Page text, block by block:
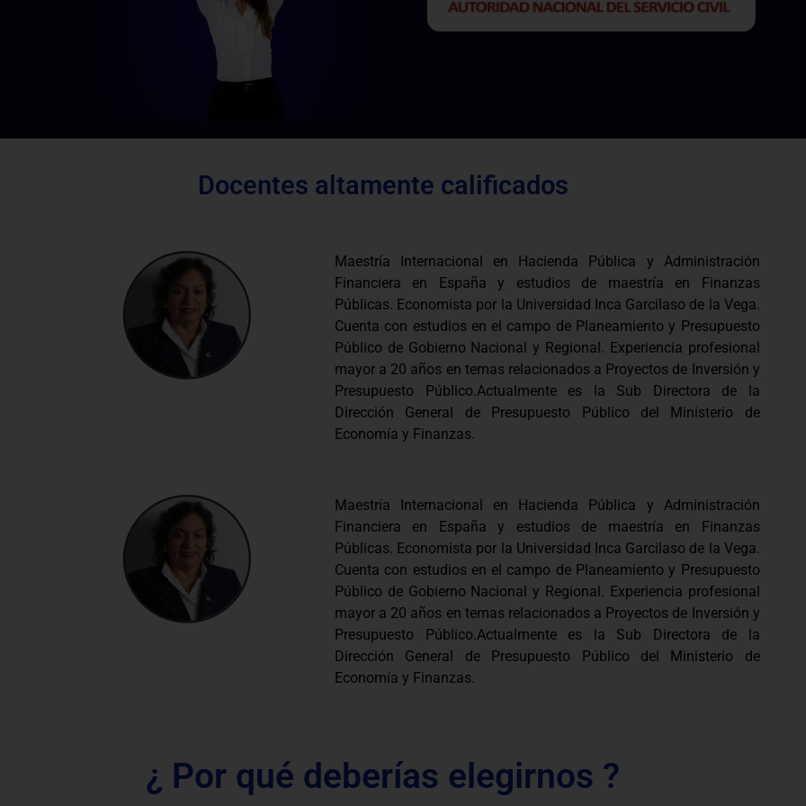
Docentes altamente calificados
Maestría Internacional en Hacienda Pública y Administración
Financiera en España y estudios de maestría en Finanzas
Públicas. Economista por la Universidad Inca Garcilaso de la Vega.
Cuenta con estudios en el campo de Planeamiento y Presupuesto
Público de Gobierno Nacional y Regional. Experiencia profesional
mayor a 20 años en temas relacionados a Proyectos de Inversión y
Presupuesto Público.Actualmente es la Sub Directora de la
Dirección General de Presupuesto Público del Ministerio de
Economía y Finanzas.
Maestría Internacional en Hacienda Pública y Administración
Financiera en España y estudios de maestría en Finanzas
Públicas. Economista por la Universidad Inca Garcilaso de la Vega.
Cuenta con estudios en el campo de Planeamiento y Presupuesto
Público de Gobierno Nacional y Regional. Experiencia profesional
mayor a 20 años en temas relacionados a Proyectos de Inversión y
Presupuesto Público.Actualmente es la Sub Directora de la
Dirección General de Presupuesto Público del Ministerio de
Economía y Finanzas.
¿ Por qué deberías elegirnos ?